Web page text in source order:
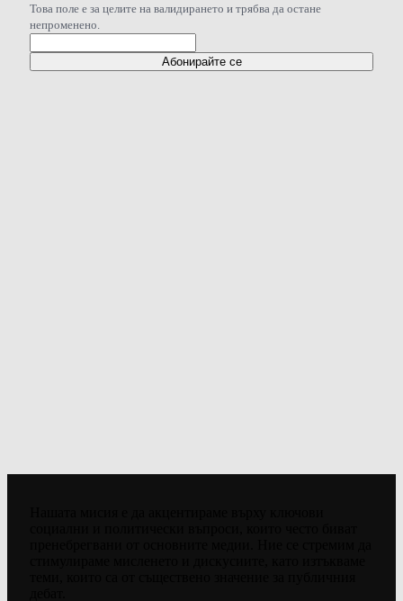
Това поле е за целите на валидирането и трябва да остане
непроменено.